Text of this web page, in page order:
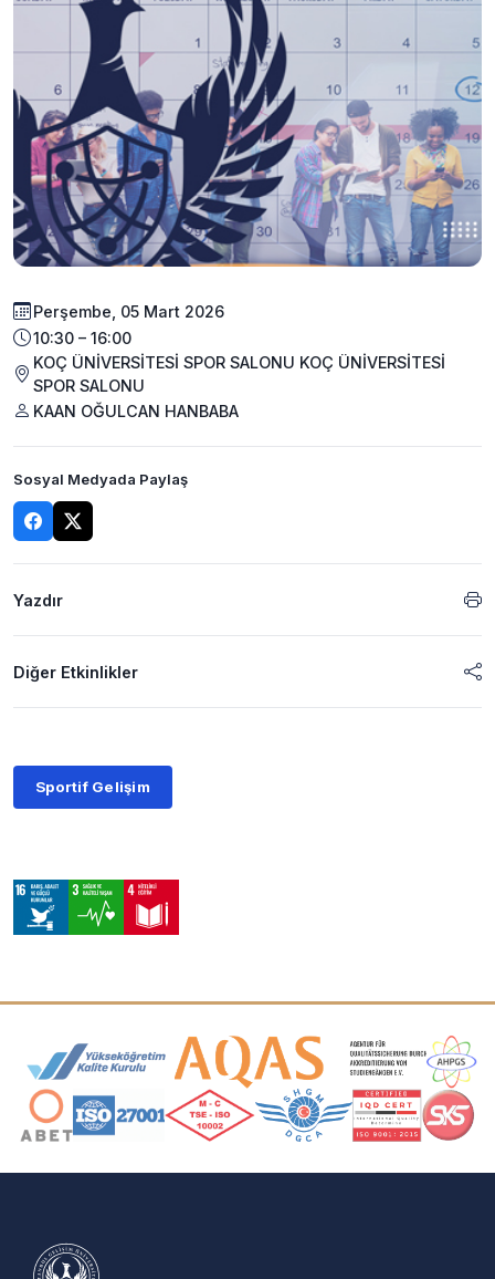
Perşembe, 05 Mart 2026
10:30 – 16:00
KOÇ ÜNİVERSİTESİ SPOR SALONU KOÇ ÜNİVERSİTESİ
SPOR SALONU
KAAN OĞULCAN HANBABA
Sosyal Medyada Paylaş
Yazdır
Diğer Etkinlikler
Sportif Gelişim
Akreditasyon ve Üyelik Logoları